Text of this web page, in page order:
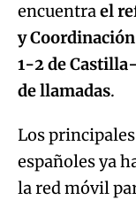
encuentrael
y
1-2de
de llamadas.
Los
españoles ya
la red móvil